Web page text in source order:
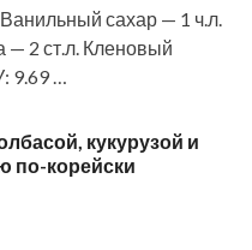
сахар — 1 ч.л.
— 2 ст.л. Кленовый
9.69 …
кукурузой и
по-корейски